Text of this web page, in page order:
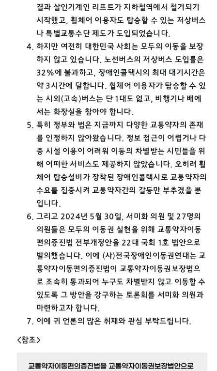
결과 살인기계인 리프트가 지하철역에서 철거되기
시작했고, 휠체어 이용자도 탑승할 수 있는 저상버스
나 특별교통수단 제도가 도입되었습니다.
하지만 여전히 대한민국 사회는 모두의 이동을 보장
하지 않고 있습니다. 노선버스의 저상버스 도입률은
32%에 불과하고, 장애인콜택시의 최대 대기시간은
약 3시간에 달합니다. 휠체어 이용자가 탑승할 수 있
는 시외(고속)버스는 단 1대도 없고, 비행기나 배에
서는 화장실을 참아야 합니다.
특히 정부와 법은 지금까지 다양한 교통약자의 존재
를 인정하지 않아왔습니다. 정보 접근이 어렵거나 다
중 시설 이용이 어려워 이동의 차별받는 시민들을 위
해 어떠한 서비스도 제공하지 않았습니다. 오히려 휠
체어 탑승설비가 장착된 장애인콜택시로 교통약자의
수요를 집중시켜 교통약자간의 갈등만 부추겼을 뿐
입니다.
그리고 2024년 5월 30일, 서미화 의원 및 27명의
의원들은 모두의 이동권 실현을 위해 교통약자이동
편의증진법 전부개정안을 22대 국회 1호 법안으로
발의했습니다. 이에 (사)전국장애인이동권연대는 교
통약자이동편의증진법이 교통약자이동권보장법으
로 조속히 통과되어 누구도 차별받지 않고 이동할 수
있도록 그 방안을 강구하는 토론회를 서미화 의원과
마련하고자 합니다.
이에 귀 언론의 많은 취재와 관심 부탁드립니다.
<참조>